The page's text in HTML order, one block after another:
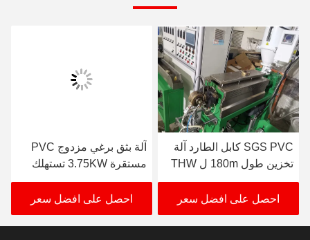
SGS PVC كابل الطارد آلة
تخزين طول 180m ل THW
VCT
احصل على افضل سعر
آلة بثق برغي مزدوج PVC
مستقرة 3.75KW تستهلك
الطاقة
احصل على افضل سعر